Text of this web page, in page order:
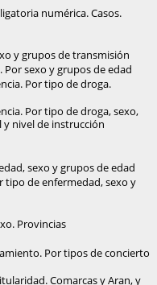
numérica. Casos.
y grupos de transmisión
sexo y grupos de edad
Por tipo de droga.
Por tipo de droga, sexo,
nivel de instrucción
sexo y grupos de edad
tipo de enfermedad, sexo y
Provincias
Por tipos de concierto
Comarcas y Aran, y